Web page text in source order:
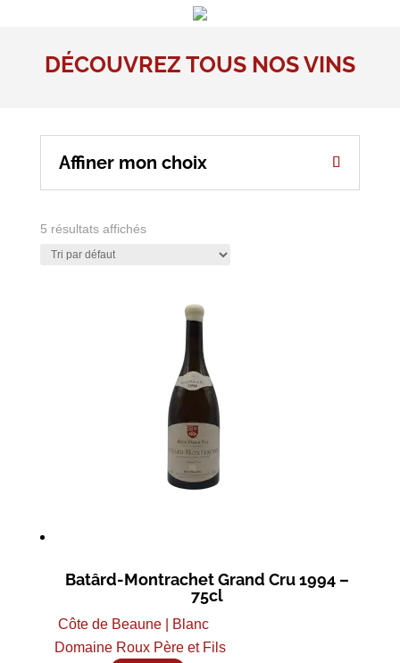
DÉCOUVREZ TOUS NOS VINS
Affiner mon choix
5 résultats affichés
Batârd-Montrachet Grand Cru 1994 –
75cl
Côte de Beaune | Blanc
Domaine Roux Père et Fils